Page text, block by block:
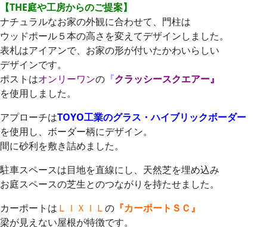
【THE庭や工房からのご提案】
ナチュラルなお家の外観に合わせて、門柱は
ウッドポール５本の高さを変えてデザインしました。
表札はアイアンで、お家の形が付いたかわいらしい
デザインです。
ポストはオンリーワンの 『クラッシースクエアー』
を使用しました。
アプローチはTOYO工業のグラス・ハイブリックボーダー
を使用し、ボーダー柄にデザイン。
間に砂利を敷き詰めました。
駐車スペースは目地を直線にし、天然芝を埋め込み
お庭スペースの芝生とのつながりを持たせました。
カーポートは ＬＩＸＩＬの 『カーポートＳＣ』
梁が見えない屋根が特徴です。